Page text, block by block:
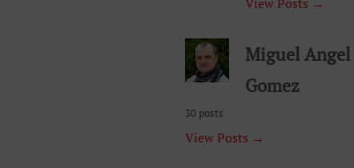
Miguel Angel
Gomez
30 posts
View Posts →